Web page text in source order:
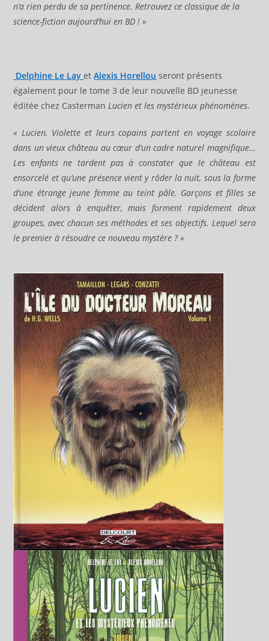
n’a rien perdu de sa pertinence. Retrouvez ce classique de la
science-fiction aujourd’hui en BD ! »
Delphine Le Lay etAlexis Horellou seront présents
également pour le tome 3 de leur nouvelle BD jeunesse
éditée chez CastermanLucien et les mystérieux phénomènes.
« Lucien, Violette et leurs copains partent en voyage scolaire
dans un vieux château au cœur d’un cadre naturel magnifique…
Les enfants ne tardent pas à constater que le château est
ensorcelé et qu’une présence vient y rôder la nuit, sous la forme
d’une étrange jeune femme au teint pâle. Garçons et filles se
décident alors à enquêter, mais forment rapidement deux
groupes, avec chacun ses méthodes et ses objectifs. Lequel sera
le premier à résoudre ce nouveau mystère ? »